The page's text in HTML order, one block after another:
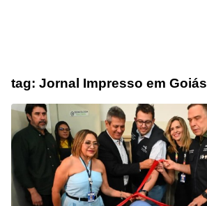
tag: Jornal Impresso em Goiás